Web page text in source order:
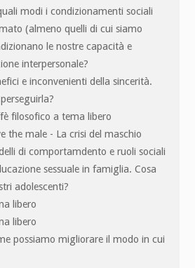
modi i condizionamenti sociali
(almeno quelli di cui siamo
le nostre capacità e
interpersonale?
e inconvenienti della sincerità.
filosofico a tema libero
the male - La crisi del maschio
di comportamdento e ruoli sociali
sessuale in famiglia. Cosa
adolescenti?
libero
libero
possiamo migliorare il modo in cui